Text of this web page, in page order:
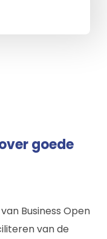
goede
Business Open
van de